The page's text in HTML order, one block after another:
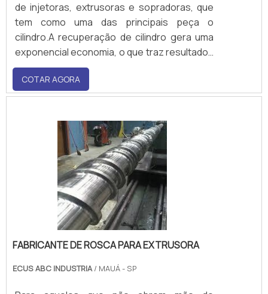
de injetoras, extrusoras e sopradoras, que
tem como uma das principais peça o
cilindro.A recuperação de cilindro gera uma
exponencial economia, o que traz resultados
em termos de controle de gestão mais
eficiente. Além disso, a empresa evita perda
de produtiva, em decorrência do estado da
COTAR AGORA
FABRICANTE DE ROSCA PARA EXTRUSORA
ECUS ABC INDUSTRIA/ MAUÁ - SP